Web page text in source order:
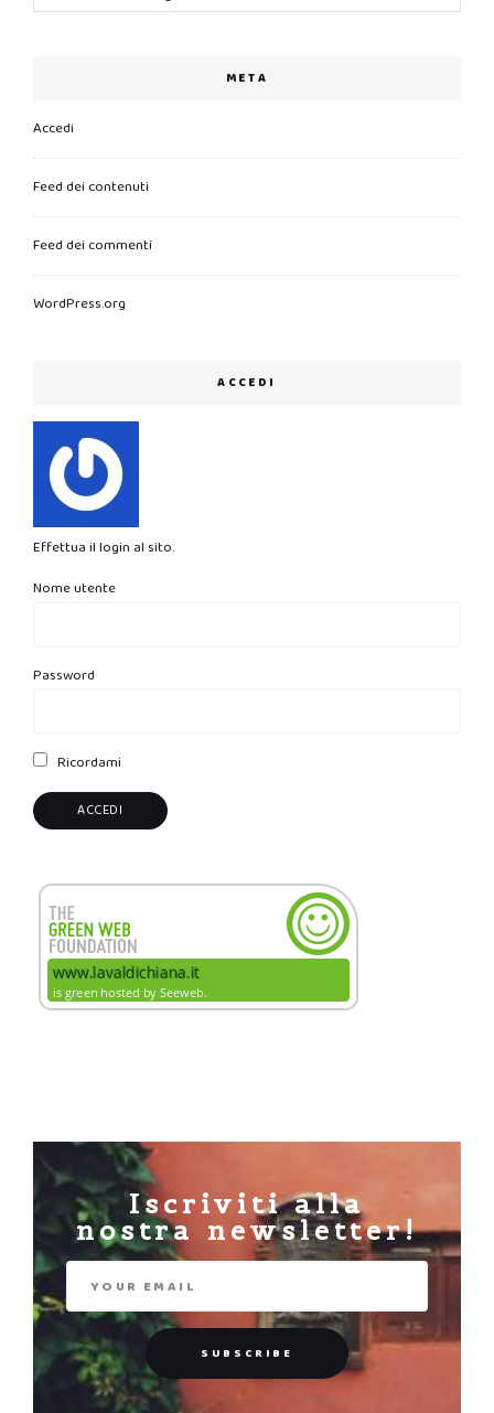
META
Accedi
Feed dei contenuti
Feed dei commenti
WordPress.org
ACCEDI
Effettua il login al sito.
Nome utente
Password
Ricordami
Iscriviti alla
nostra newsletter!